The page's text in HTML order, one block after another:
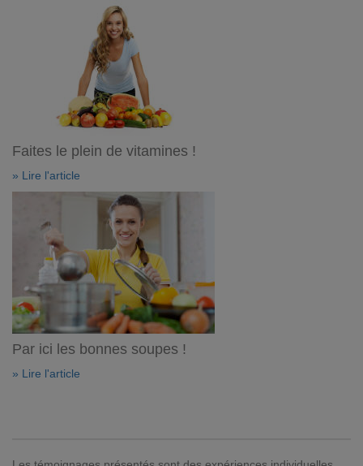
Faites le plein de vitamines !
» Lire l'article
Par ici les bonnes soupes !
» Lire l'article